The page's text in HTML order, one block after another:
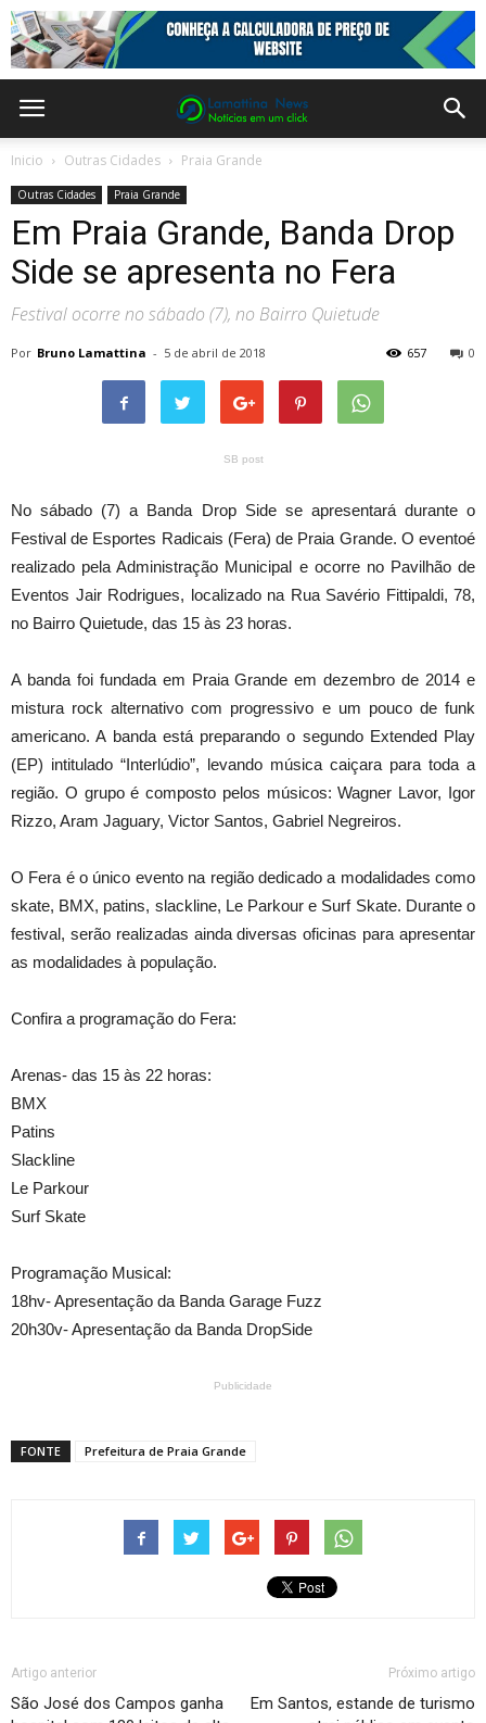
Inicio Outras Cidades Praia Grande
Outras Cidades Praia Grande
Em Praia Grande, Banda Drop
Side se apresenta no Fera
Festival ocorre no sábado (7), no Bairro Quietude
Por Bruno Lamattina - 5 de abril de 2018 0
657
SB post
No sábado (7) a Banda Drop Side se apresentará durante o
Festival de Esportes Radicais (Fera) de Praia Grande. O eventoé
realizado pela Administração Municipal e ocorre no Pavilhão de
Eventos Jair Rodrigues, localizado na Rua Savério Fittipaldi, 78,
no Bairro Quietude, das 15 às 23 horas.
A banda foi fundada em Praia Grande em dezembro de 2014 e
mistura rock alternativo com progressivo e um pouco de funk
americano. A banda está preparando o segundo Extended Play
(EP) intitulado “Interlúdio”, levando música caiçara para toda a
região. O grupo é composto pelos músicos: Wagner Lavor, Igor
Rizzo, Aram Jaguary, Victor Santos, Gabriel Negreiros.
O Fera é o único evento na região dedicado a modalidades como
skate, BMX, patins, slackline, Le Parkour e Surf Skate. Durante o
festival, serão realizadas ainda diversas oficinas para apresentar
as modalidades à população.
Confira a programação do Fera:
Arenas- das 15 às 22 horas:
BMX
Patins
Slackline
Le Parkour
Surf Skate
Programação Musical:
18hv- Apresentação da Banda Garage Fuzz
20h30v- Apresentação da Banda DropSide
Publicidade
FONTE Prefeitura de Praia Grande
Artigo anterior
São José dos Campos ganha
Próximo artigo
Em Santos, estande de turismo